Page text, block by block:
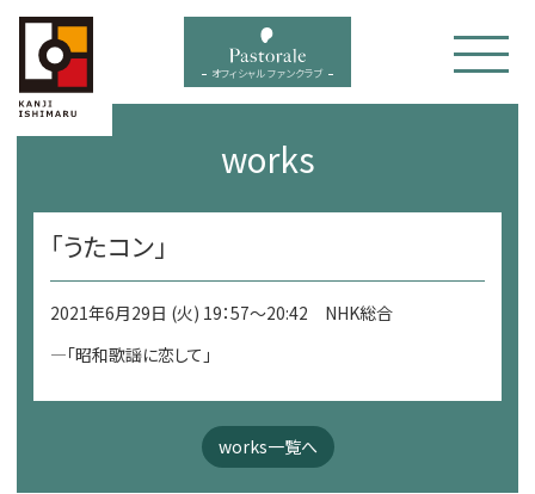
menu オフィシャル ファンクラブ
works
「うたコン」
2021年6月29日 (火) 19：57～20:42 NHK総合
—「昭和歌謡に恋して」
works一覧へ